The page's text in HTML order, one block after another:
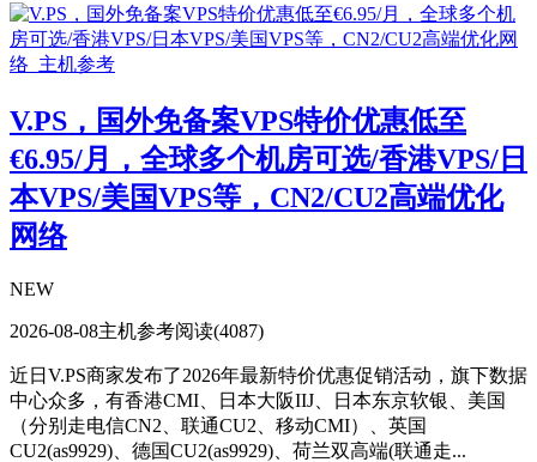
V.PS，国外免备案VPS特价优惠低至
€6.95/月，全球多个机房可选/香港VPS/日
本VPS/美国VPS等，CN2/CU2高端优化
网络
NEW
2026-08-08主机参考阅读(4087)
近日V.PS商家发布了2026年最新特价优惠促销活动，旗下数据
中心众多，有香港CMI、日本大阪IIJ、日本东京软银、美国
（分别走电信CN2、联通CU2、移动CMI）、英国
CU2(as9929)、德国CU2(as9929)、荷兰双高端(联通走...